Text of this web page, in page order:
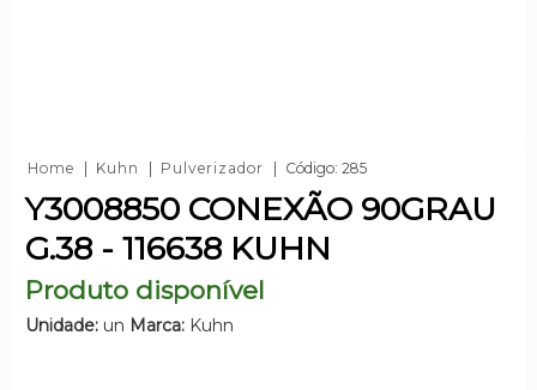
Home Kuhn Pulverizador Código: 285
Y3008850 CONEXÃO 90GRAU
G.38 - 116638 KUHN
Produto disponível
Unidade:un Marca:Kuhn